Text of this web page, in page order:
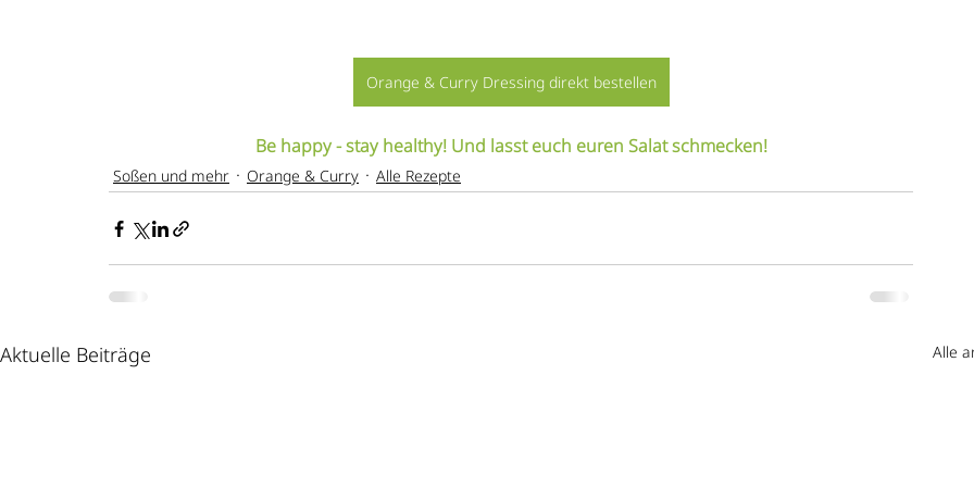
Orange & Curry Dressing direkt bestellen
Be happy - stay healthy! Und lasst euch euren Salat schmecken!
Soßen und mehr Orange & Curry Alle Rezepte
Aktuelle Beiträge Alle